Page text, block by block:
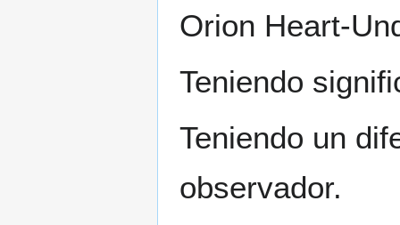
Orion Heart-
Teniendo
Teniendo un
observador.